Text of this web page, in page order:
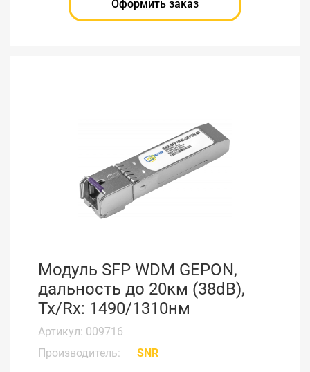
Оформить заказ
Модуль SFP WDM GEPON,
дальность до 20км (38dB),
Tx/Rx: 1490/1310нм
Артикул: 009716
Производитель:
SNR